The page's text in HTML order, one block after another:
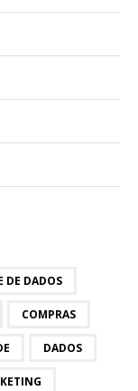
DE DADOS
COMPRAS
DADOS